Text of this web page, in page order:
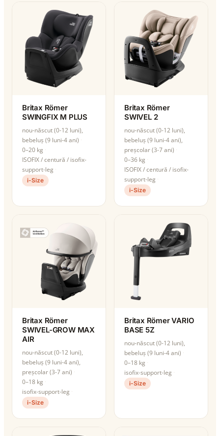
Britax Römer
SWINGFIX M PLUS
nou-născut (0-12 luni),
bebeluș (9 luni-4 ani)
0–20 kg
ISOFIX / centură / isofix-
support-leg
i-Size
Britax Römer
SWIVEL 2
nou-născut (0-12 luni),
bebeluș (9 luni-4 ani),
preșcolar (3-7 ani)
0–36 kg
ISOFIX / centură / isofix-
support-leg
i-Size
Britax Römer
SWIVEL-GROW MAX
AIR
nou-născut (0-12 luni),
bebeluș (9 luni-4 ani),
preșcolar (3-7 ani)
0–18 kg
isofix-support-leg
i-Size
Britax Römer VARIO
BASE 5Z
nou-născut (0-12 luni),
bebeluș (9 luni-4 ani)
0–18 kg
isofix-support-leg
i-Size